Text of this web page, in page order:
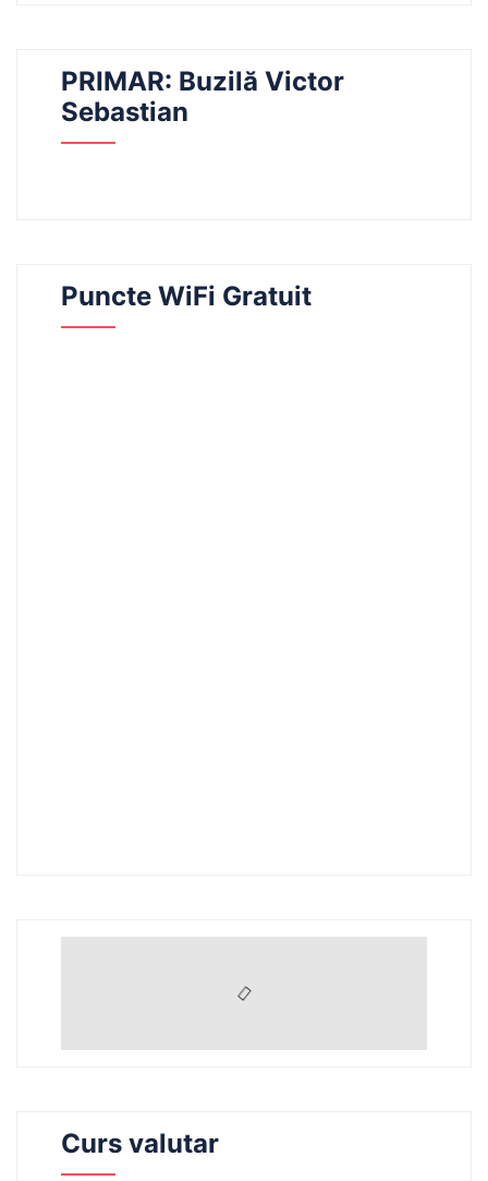
PRIMAR: Buzilă Victor
Sebastian
Puncte WiFi Gratuit
Curs valutar